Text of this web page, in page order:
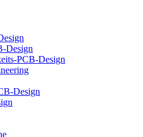
Design
PCB-Design
Design